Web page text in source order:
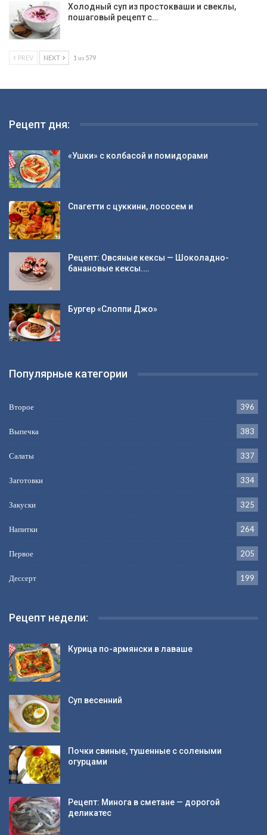
Холодный суп из простокваши и свеклы,
пошаговый рецепт с…
PREV NEXT 1 из 579
Рецепт дня:
«Ушки» с колбасой и помидорами
Спагетти с цуккини, лососем и
Рецепт: Овсяные кексы — Шоколадно-
банановые кексы.…
Бургер «Слоппи Джо»
Популярные категории
Второе 396
Выпечка 383
Салаты 337
Заготовки 334
Закуски 325
Напитки 264
Первое 205
Дессерт 199
Рецепт недели:
Курица по-армянски в лаваше
Суп весенний
Почки свиные, тушенные с солеными
огурцами
Рецепт: Минога в сметане — дорогой
деликатес